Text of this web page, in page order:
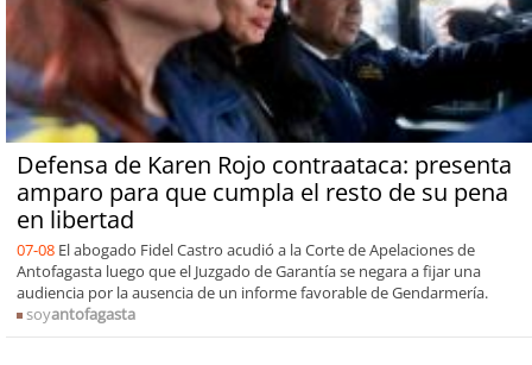
Defensa de Karen Rojo contraataca: presenta
amparo para que cumpla el resto de su pena
en libertad
07-08 El abogado Fidel Castro acudió a la Corte de Apelaciones de
Antofagasta luego que el Juzgado de Garantía se negara a fijar una
audiencia por la ausencia de un informe favorable de Gendarmería.
soyantofagasta